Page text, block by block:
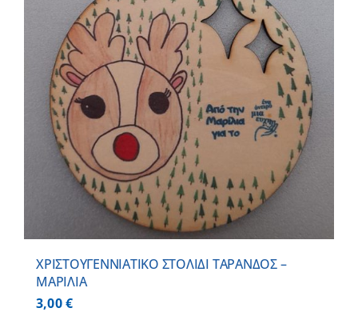
ΧΡΙΣΤΟΥΓΕΝΝΙΑΤΙΚΟ ΣΤΟΛΙΔΙ ΤΑΡΑΝΔΟΣ –
ΜΑΡΙΛΙΑ
3,00€